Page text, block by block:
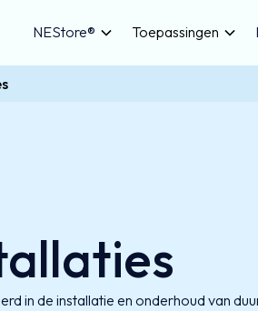
NEStore® Toepassingen
in de installatie en onderhoud van